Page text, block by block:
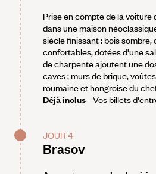
Prise en compte de la
dans une maison
siècle finissant : bois
confortables, dotées d'une
de charpente ajoutent une
caves ; murs de brique,
roumaine et hongroise du
Déjà inclus- Vos billets
JOUR 4
Brasov